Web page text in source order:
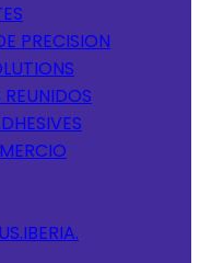
PRECISION